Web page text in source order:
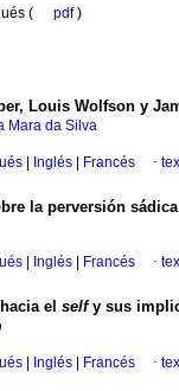
( pdf)
Louis Wolfson y
Mara da Silva
Inglés Francés ·
la perversión
Inglés Francés ·
el selfy sus
Inglés Francés ·